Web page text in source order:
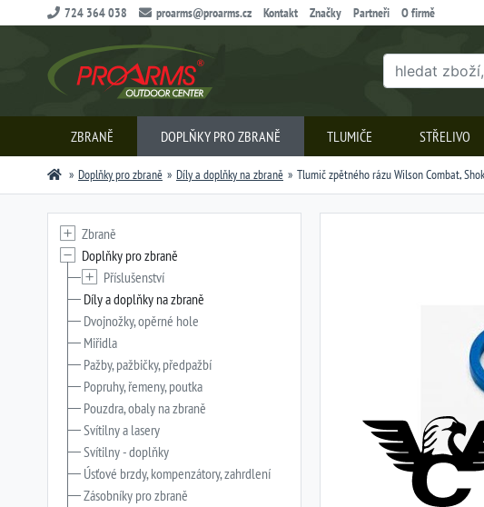
724 364 038 proarms@proarms.cz Kontakt Značky Partneři O firmě
ZBRANĚ DOPLŇKY PRO ZBRANĚ TLUMIČE STŘELIVO
Doplňky pro zbraně Díly a doplňky na zbraně Tlumič zpětného rázu Wilson Combat,
Zbraně
Doplňky pro zbraně
Příslušenství
Díly a doplňky na zbraně
Dvojnožky, opěrné hole
Miřidla
Pažby, pažbičky, předpažbí
Popruhy, řemeny, poutka
Pouzdra, obaly na zbraně
Svítilny a lasery
Svítilny - doplňky
Úsťové brzdy, kompenzátory, zahrdlení
Zásobníky pro zbraně